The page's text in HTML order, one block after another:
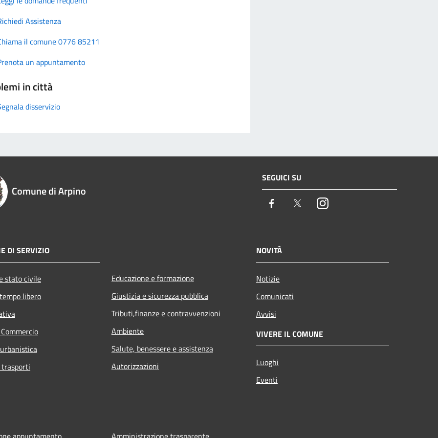
Assistenza
il comune 0776 85211
un appuntamento
in città
disservizio
Comune di Arpino
SEGUICI SU
Facebook TwitterInstagram
DI SERVIZIO
stato civile
libero
Educazione e formazione
Giustizia e sicurezza pubblica
Tributi,finanze e contravvenzioni
Ambiente
Salute, benessere e assistenza
Autorizzazioni
NOVITÀ
Notizie
Comunicati
Avvisi
VIVERE IL COMUNE
Luoghi
Eventi